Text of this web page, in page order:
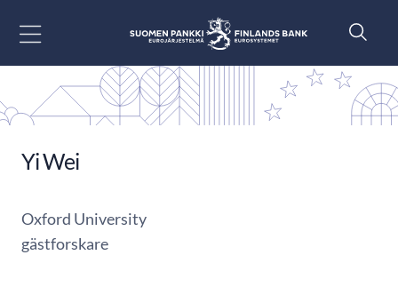
Yi Wei
Oxford University
gästforskare